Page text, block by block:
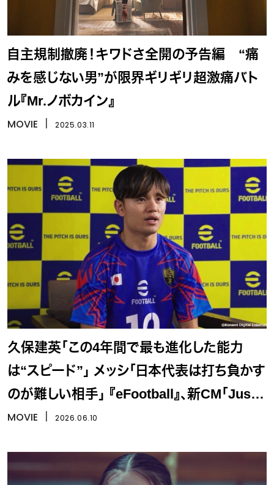
自主規制撤廃！キワドさ全開の予告編 “痛
みを感じない男”が限界ギリギリ超激痛バト
ル『Mr.ノボカイン』
MOVIE 2025.03.11
久保建英「この4年間で最も進化した能力
は“スピード”」 メッシ「日本代表は打ち負かす
のが難しい相手」 『eFootball』、新CM「Just
Watching？」公開
MOVIE 2026.06.10